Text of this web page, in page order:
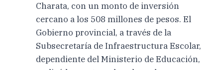
Charata, con un monto de inversión
cercano a los 508 millones de pesos. El
Gobierno provincial, a través de la
Subsecretaría de Infraestructura Escolar,
dependiente del Ministerio de Educación,